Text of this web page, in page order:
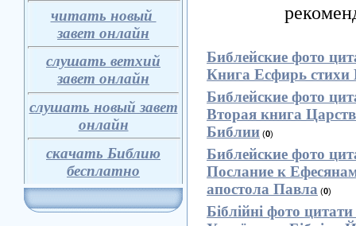
читать новый
завет онлайн
слушать ветхий
завет онлайн
слушать новый завет
онлайн
скачать Библию
бесплатно
Библейские фото
Книга Есфирь стихи
Библейские фото
Вторая книга
Библии (0)
Библейские фото
Послание к
апостола Павла (0)
Біблійні фото цитати